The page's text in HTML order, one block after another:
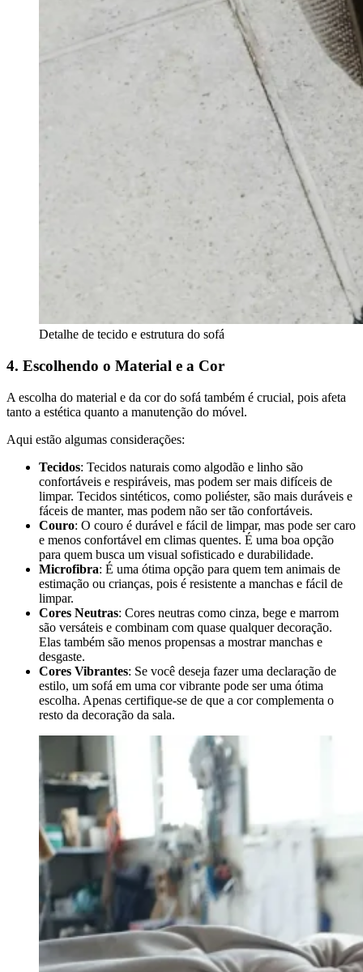
Detalhe de tecido e estrutura do sofá
4. Escolhendo o Material e a Cor
A escolha do material e da cor do sofá também é crucial, pois afeta
tanto a estética quanto a manutenção do móvel.
Aqui estão algumas considerações:
Tecidos: Tecidos naturais como algodão e linho são
confortáveis e respiráveis, mas podem ser mais difíceis de
limpar. Tecidos sintéticos, como poliéster, são mais duráveis e
fáceis de manter, mas podem não ser tão confortáveis.
Couro: O couro é durável e fácil de limpar, mas pode ser caro
e menos confortável em climas quentes. É uma boa opção
para quem busca um visual sofisticado e durabilidade.
Microfibra: É uma ótima opção para quem tem animais de
estimação ou crianças, pois é resistente a manchas e fácil de
limpar.
Cores Neutras: Cores neutras como cinza, bege e marrom
são versáteis e combinam com quase qualquer decoração.
Elas também são menos propensas a mostrar manchas e
desgaste.
Cores Vibrantes: Se você deseja fazer uma declaração de
estilo, um sofá em uma cor vibrante pode ser uma ótima
escolha. Apenas certifique-se de que a cor complementa o
resto da decoração da sala.